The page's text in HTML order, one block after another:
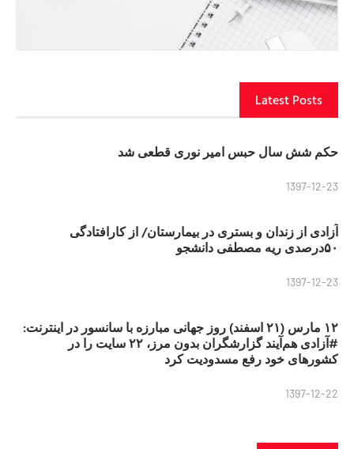
Latest Posts
حکم شش سال حبس امیر نوری قطعی شد
1397-12-23
آزادی از زندان و بستری در بیمارستان/ از کارافتادگی
۵۰درصدی ریه مصطفی دانشجو
1397-12-23
۱۲ مارس (۲۱ اسفند) روز جهانی مبارزه با سانسور در اینترنت:
#آزادی هم‌آیند گزارشگران‌ بدون مرز، ۲۲ سایت را در
کشورهای خود رفع مسدودیت کرد
1397-12-22